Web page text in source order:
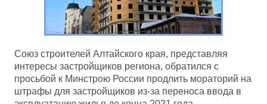
Союз строителей Алтайского края, представляя
интересы застройщиков региона, обратился с
просьбой к Минстрою России продлить мораторий на
штрафы для застройщиков из-за переноса ввода в